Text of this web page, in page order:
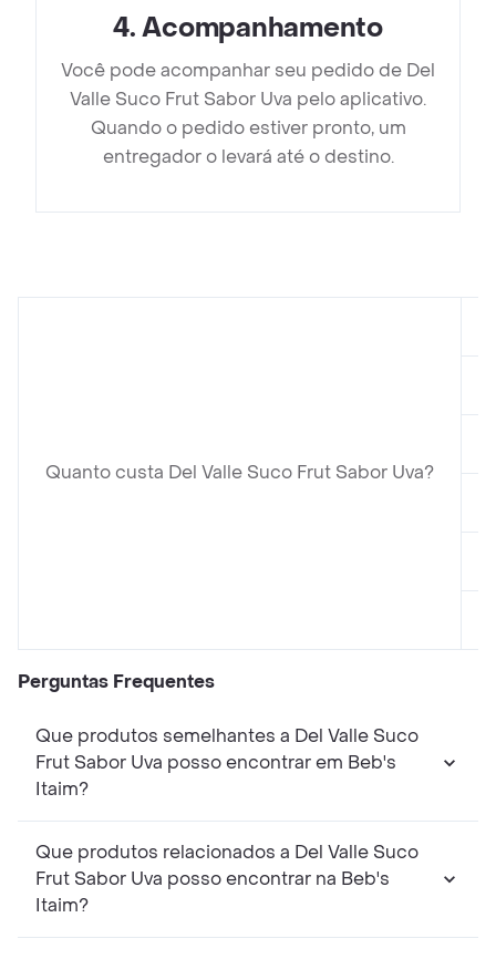
4.Acompanhamento
Você pode acompanhar seu pedido de Del
Valle Suco Frut Sabor Uva pelo aplicativo.
Quando o pedido estiver pronto, um
entregador o levará até o destino.
Quanto custa Del Valle Suco Frut Sabor Uva?
Perguntas Frequentes
Que produtos semelhantes a Del Valle Suco
Frut Sabor Uva posso encontrar em Beb's
Itaim?
Que produtos relacionados a Del Valle Suco
Frut Sabor Uva posso encontrar na Beb's
Itaim?